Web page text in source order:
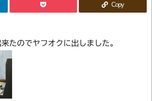
Copy
たのでヤフオクに出しました。